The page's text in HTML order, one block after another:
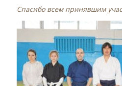
Спасибо всем принявшим